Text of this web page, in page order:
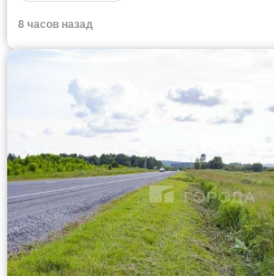
8 часов назад